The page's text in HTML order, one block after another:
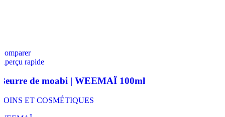
rapide
de moabi | WEEMAÏ 100ml
ET COSMÉTIQUES